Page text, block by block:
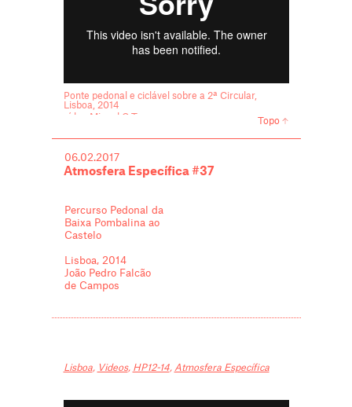
Ponte pedonal e ciclável sobre a 2ª Circular,
Lisboa, 2014
vídeo Miguel C Tavares
Topo
06.02.2017
Atmosfera Específica #37
Percurso Pedonal da
Baixa Pombalina ao
Castelo
Lisboa, 2014
João Pedro Falcão
de Campos
Lisboa, Videos, HP12-14, Atmosfera Específica